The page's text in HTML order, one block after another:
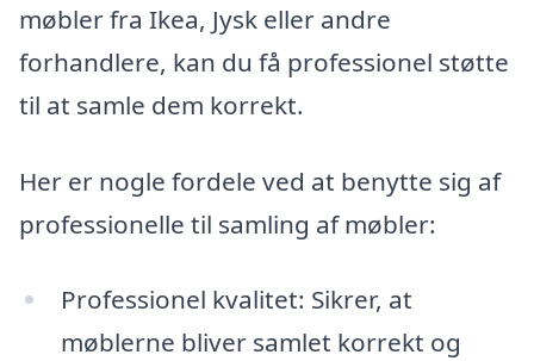
møbler fra Ikea, Jysk eller andre
forhandlere, kan du få professionel støtte
til at samle dem korrekt.
Her er nogle fordele ved at benytte sig af
professionelle til samling af møbler:
Professionel kvalitet: Sikrer, at
møblerne bliver samlet korrekt og